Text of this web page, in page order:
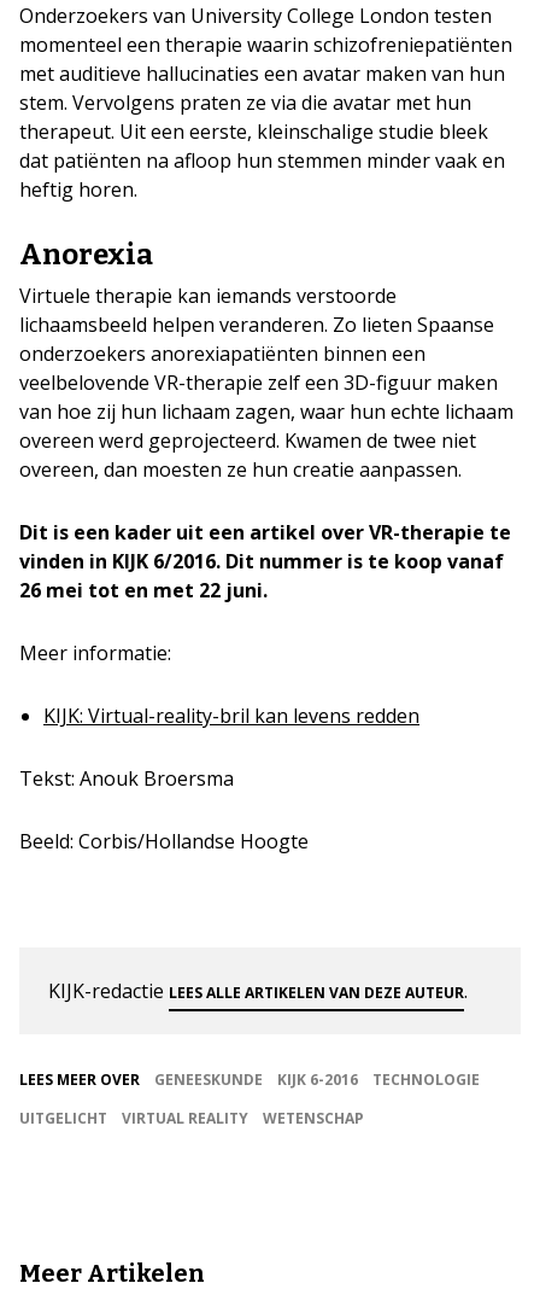
Onderzoekers van University College London testen
momenteel een therapie waarin schizofreniepatiënten
met auditieve hallucinaties een avatar maken van hun
stem. Vervolgens praten ze via die avatar met hun
therapeut. Uit een eerste, kleinschalige studie bleek
dat patiënten na afloop hun stemmen minder vaak en
heftig horen.
Anorexia
Virtuele therapie kan iemands verstoorde
lichaamsbeeld helpen veranderen. Zo lieten Spaanse
onderzoekers anorexiapatiënten binnen een
veelbelovende VR-therapie zelf een 3D-figuur maken
van hoe zij hun lichaam zagen, waar hun echte lichaam
overeen werd geprojecteerd. Kwamen de twee niet
overeen, dan moesten ze hun creatie aanpassen.
Dit is een kader uit een artikel over VR-therapie te
vinden in KIJK 6/2016. Dit nummer is te koop vanaf
26 mei tot en met 22 juni.
Meer informatie:
KIJK: Virtual-reality-bril kan levens redden
Tekst: Anouk Broersma
Beeld: Corbis/Hollandse Hoogte
KIJK-redactie LEES ALLE ARTIKELEN VAN DEZE AUTEUR.
LEES MEER OVER GENEESKUNDE KIJK 6-2016
TECHNOLOGIE
UITGELICHT
VIRTUAL REALITY WETENSCHAP
Meer Artikelen